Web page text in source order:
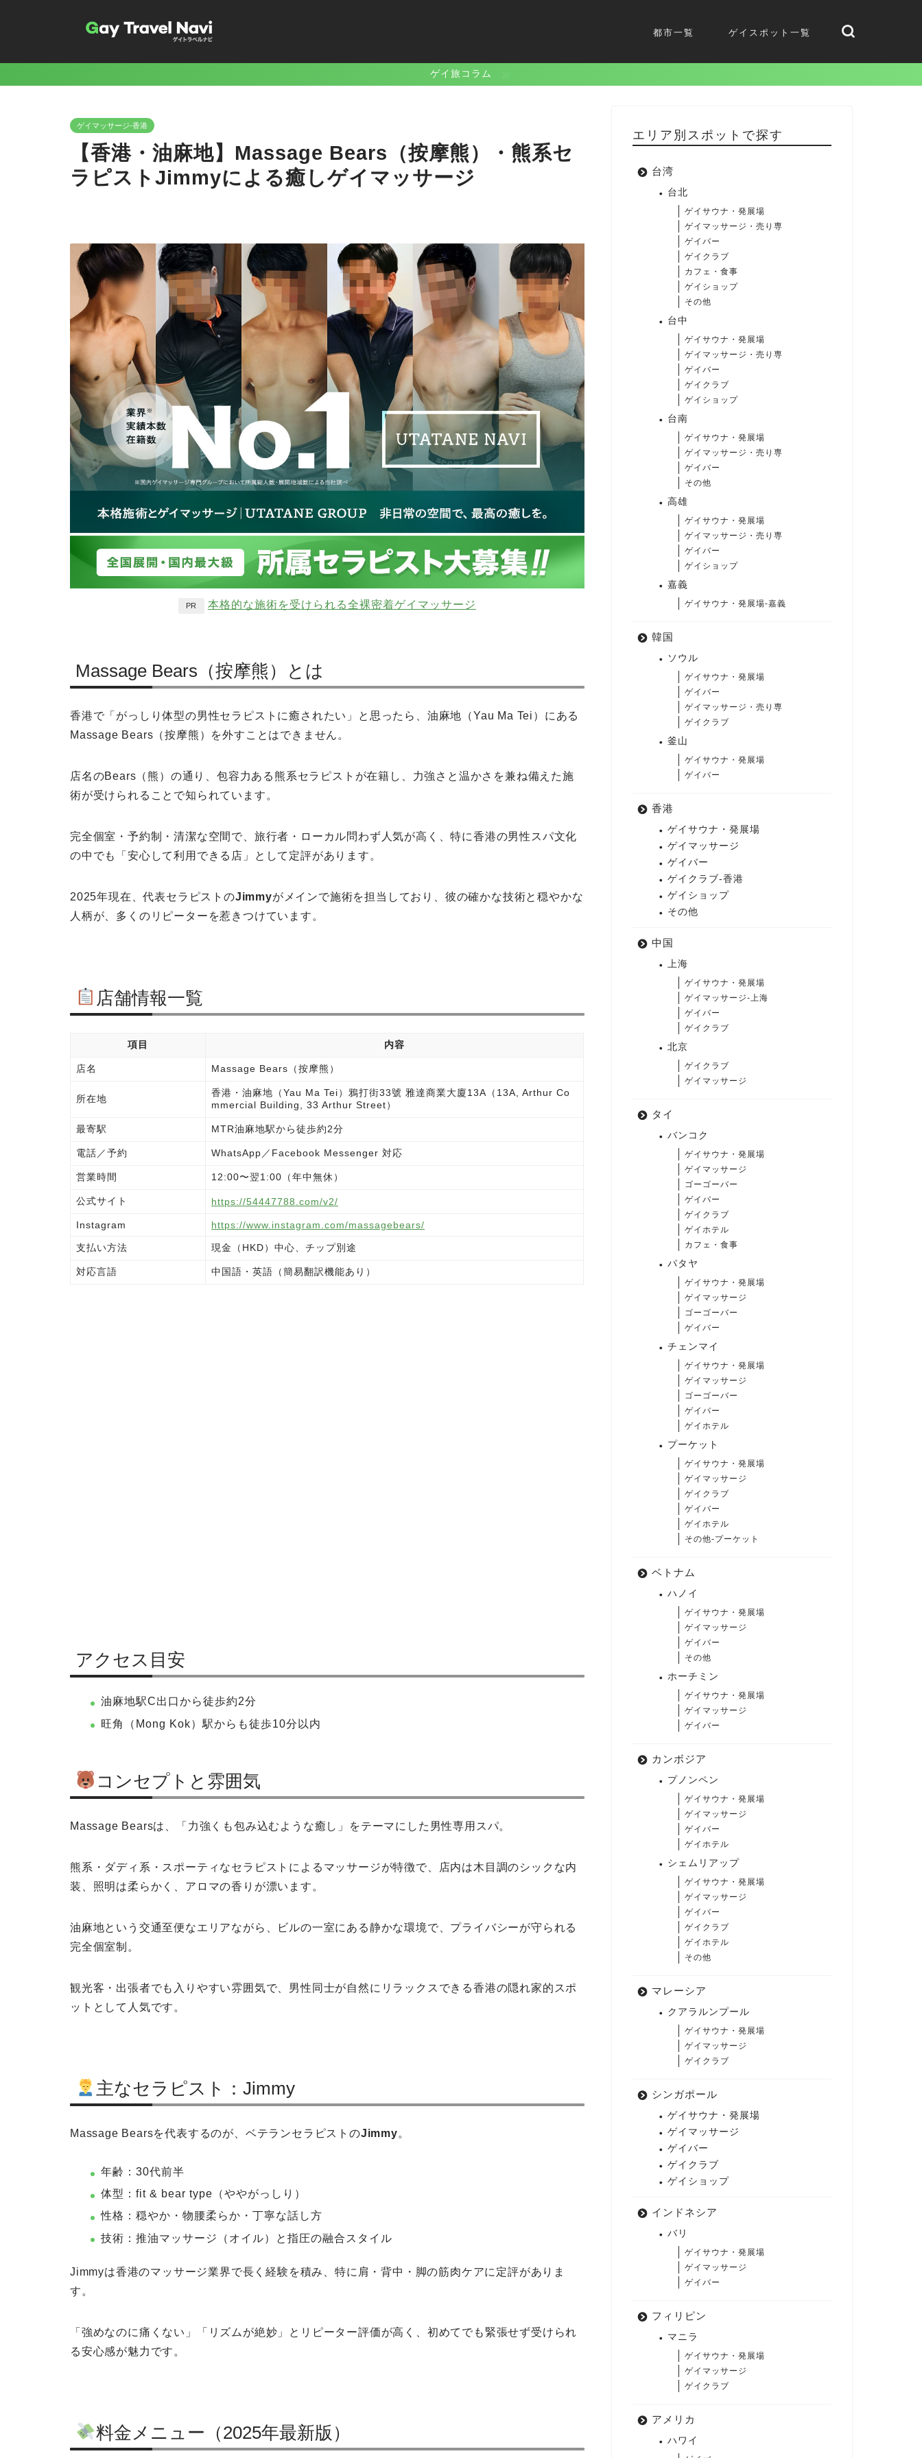
都市一覧 ゲイスポット一覧
ゲイ旅コラム
ゲイマッサージ-香港
【香港・油麻地】Massage Bears（按摩熊）・熊系セ
ラピストJimmyによる癒しゲイマッサージ
PR 本格的な施術を受けられる全裸密着ゲイマッサージ
Massage Bears（按摩熊）とは
香港で「がっしり体型の男性セラピストに癒されたい」と思ったら、油麻地（Yau Ma Tei）にある
Massage Bears（按摩熊）を外すことはできません。
店名のBears（熊）の通り、包容力ある熊系セラピストが在籍し、力強さと温かさを兼ね備えた施
術が受けられることで知られています。
完全個室・予約制・清潔な空間で、旅行者・ローカル問わず人気が高く、特に香港の男性スパ文化
の中でも「安心して利用できる店」として定評があります。
2025年現在、代表セラピストのJimmyがメインで施術を担当しており、彼の確かな技術と穏やかな
人柄が、多くのリピーターを惹きつけています。
店舗情報一覧
項目 内容
店名 Massage Bears（按摩熊）
所在地
香港・油麻地（Yau Ma Tei）鴉打街33號 雅達商業大廈13A（13A, Arthur Co
mmercial Building, 33 Arthur Street）
最寄駅 MTR油麻地駅から徒歩約2分
電話／予約 WhatsApp／Facebook Messenger 対応
営業時間 12:00〜翌1:00（年中無休）
公式サイト https://54447788.com/v2/
Instagram https://www.instagram.com/massagebears/
支払い方法 現金（HKD）中心、チップ別途
対応言語 中国語・英語（簡易翻訳機能あり）
アクセス目安
油麻地駅C出口から徒歩約2分
旺角（Mong Kok）駅からも徒歩10分以内
コンセプトと雰囲気
Massage Bearsは、「力強くも包み込むような癒し」をテーマにした男性専用スパ。
熊系・ダディ系・スポーティなセラピストによるマッサージが特徴で、店内は木目調のシックな内
装、照明は柔らかく、アロマの香りが漂います。
油麻地という交通至便なエリアながら、ビルの一室にある静かな環境で、プライバシーが守られる
完全個室制。
観光客・出張者でも入りやすい雰囲気で、男性同士が自然にリラックスできる香港の隠れ家的スポ
ットとして人気です。
主なセラピスト：Jimmy
Massage Bearsを代表するのが、ベテランセラピストのJimmy。
年齢：30代前半
体型：fit & bear type（ややがっしり）
性格：穏やか・物腰柔らか・丁寧な話し方
技術：推油マッサージ（オイル）と指圧の融合スタイル
Jimmyは香港のマッサージ業界で長く経験を積み、特に肩・背中・脚の筋肉ケアに定評がありま
す。
「強めなのに痛くない」「リズムが絶妙」とリピーター評価が高く、初めてでも緊張せず受けられ
る安心感が魅力です。
料金メニュー（2025年最新版）
エリア別スポットで探す
台湾
台北
ゲイサウナ・発展場
ゲイマッサージ・売り専
ゲイバー
ゲイクラブ
カフェ・食事
ゲイショップ
その他
台中
ゲイサウナ・発展場
ゲイマッサージ・売り専
ゲイバー
ゲイクラブ
ゲイショップ
台南
ゲイサウナ・発展場
ゲイマッサージ・売り専
ゲイバー
その他
高雄
ゲイサウナ・発展場
ゲイマッサージ・売り専
ゲイバー
ゲイショップ
嘉義
ゲイサウナ・発展場-嘉義
韓国
ソウル
ゲイサウナ・発展場
ゲイバー
ゲイマッサージ・売り専
ゲイクラブ
釜山
ゲイサウナ・発展場
ゲイバー
香港
ゲイサウナ・発展場
ゲイマッサージ
ゲイバー
ゲイクラブ-香港
ゲイショップ
その他
中国
上海
ゲイサウナ・発展場
ゲイマッサージ-上海
ゲイバー
ゲイクラブ
北京
ゲイクラブ
ゲイマッサージ
タイ
バンコク
ゲイサウナ・発展場
ゲイマッサージ
ゴーゴーバー
ゲイバー
ゲイクラブ
ゲイホテル
カフェ・食事
パタヤ
ゲイサウナ・発展場
ゲイマッサージ
ゴーゴーバー
ゲイバー
チェンマイ
ゲイサウナ・発展場
ゲイマッサージ
ゴーゴーバー
ゲイバー
ゲイホテル
プーケット
ゲイサウナ・発展場
ゲイマッサージ
ゲイクラブ
ゲイバー
ゲイホテル
その他-プーケット
ベトナム
ハノイ
ゲイサウナ・発展場
ゲイマッサージ
ゲイバー
その他
ホーチミン
ゲイサウナ・発展場
ゲイマッサージ
ゲイバー
カンボジア
プノンペン
ゲイサウナ・発展場
ゲイマッサージ
ゲイバー
ゲイホテル
シェムリアップ
ゲイサウナ・発展場
ゲイマッサージ
ゲイバー
ゲイクラブ
ゲイホテル
その他
マレーシア
クアラルンプール
ゲイサウナ・発展場
ゲイマッサージ
ゲイクラブ
シンガポール
ゲイサウナ・発展場
ゲイマッサージ
ゲイバー
ゲイクラブ
ゲイショップ
インドネシア
バリ
ゲイサウナ・発展場
ゲイマッサージ
ゲイバー
フィリピン
マニラ
ゲイサウナ・発展場
ゲイマッサージ
ゲイクラブ
アメリカ
ハワイ